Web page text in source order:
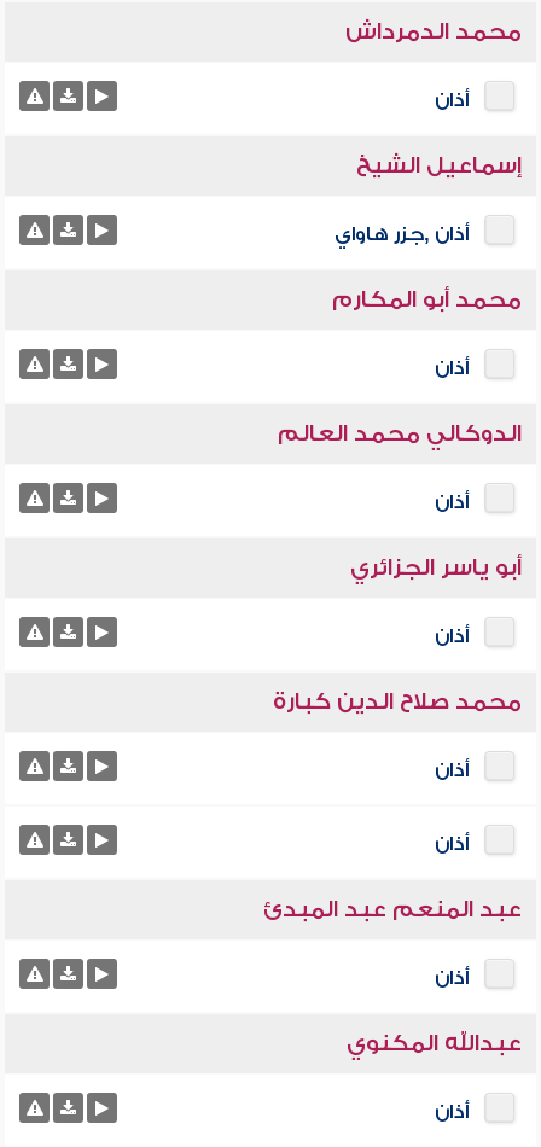
محمد الدمرداش
أذان
إسماعيل الشيخ
أذان ,جزر هاواي
محمد أبو المكارم
أذان
الدوكالي محمد العالم
أذان
أبو ياسر الجزائري
أذان
محمد صلاح الدين كبارة
أذان
أذان
عبد المنعم عبد المبدئ
أذان
عبدالله المكنوي
أذان